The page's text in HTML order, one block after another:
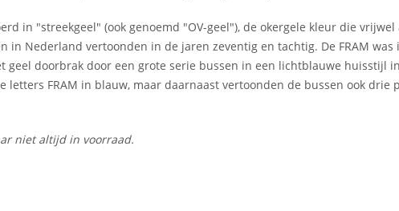
in "streekgeel" (ook genoemd "OV-geel"), de okergele kleur die vrijwel
in Nederland vertoonden in de jaren zeventig en tachtig. De FRAM
geel doorbrak door een grote serie bussen in een lichtblauwe huisstijl
letters FRAM in blauw, maar daarnaast vertoonden de bussen ook drie
niet altijd in voorraad.